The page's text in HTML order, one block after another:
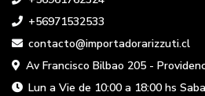
+56971532533
contacto@importadorarizzuti.cl
Av Francisco Bilbao 205 -
Lun a Vie de 10:00 a 18:00 hs